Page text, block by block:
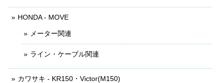
HONDA - MOVE
メーター関連
ライン・ケーブル関連
カワサキ - KR150・Victor(M150)